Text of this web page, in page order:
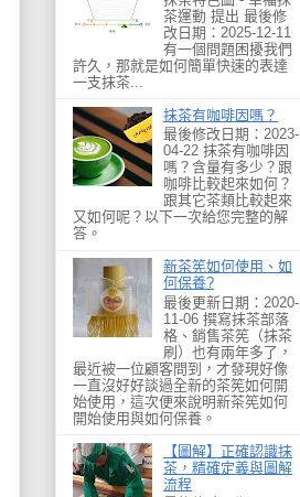
茶運動 提出 最後修
改日期：2025-12-11
有一個問題困擾我們
許久，那就是如何簡單快速的表達
一支抹茶...
抹茶有咖啡因嗎？
最後修改日期：2023-
04-22 抹茶有咖啡因
嗎？含量有多少？跟
咖啡比較起來如何？
跟其它茶類比較起來
又如何呢？以下一次給您完整的解
答。
新茶筅如何使用、如
何保養?
最後更新日期：2020-
11-06 撰寫抹茶部落
格、銷售茶筅（抹茶
刷）也有兩年多了，
最近被一位顧客問到，才發現好像
一直沒好好談過全新的茶筅如何開
始使用，這次便來說明新茶筅如何
開始使用與如何保養。
【圖解】正確認識抹
茶，精確定義與圖解
流程